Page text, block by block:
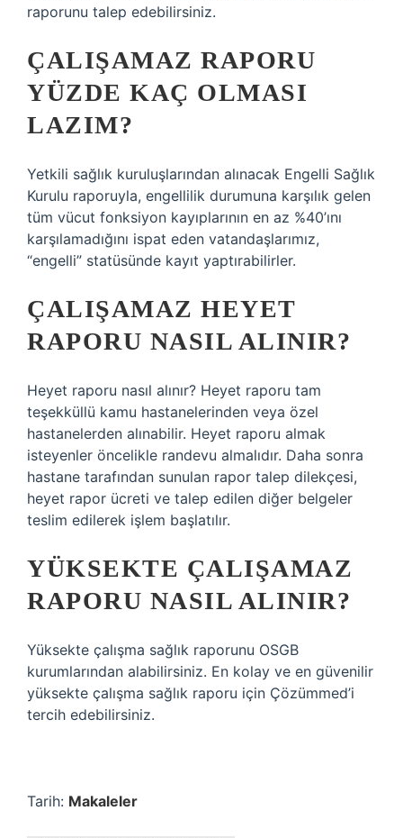
raporunu talep edebilirsiniz.
ÇALIŞAMAZ RAPORU
YÜZDE KAÇ OLMASI
LAZIM?
Yetkili sağlık kuruluşlarından alınacak Engelli Sağlık
Kurulu raporuyla, engellilik durumuna karşılık gelen
tüm vücut fonksiyon kayıplarının en az %40’ını
karşılamadığını ispat eden vatandaşlarımız,
“engelli” statüsünde kayıt yaptırabilirler.
ÇALIŞAMAZ HEYET
RAPORU NASIL ALINIR?
Heyet raporu nasıl alınır? Heyet raporu tam
teşekküllü kamu hastanelerinden veya özel
hastanelerden alınabilir. Heyet raporu almak
isteyenler öncelikle randevu almalıdır. Daha sonra
hastane tarafından sunulan rapor talep dilekçesi,
heyet rapor ücreti ve talep edilen diğer belgeler
teslim edilerek işlem başlatılır.
YÜKSEKTE ÇALIŞAMAZ
RAPORU NASIL ALINIR?
Yüksekte çalışma sağlık raporunu OSGB
kurumlarından alabilirsiniz. En kolay ve en güvenilir
yüksekte çalışma sağlık raporu için Çözümmed’i
tercih edebilirsiniz.
Tarih: Makaleler